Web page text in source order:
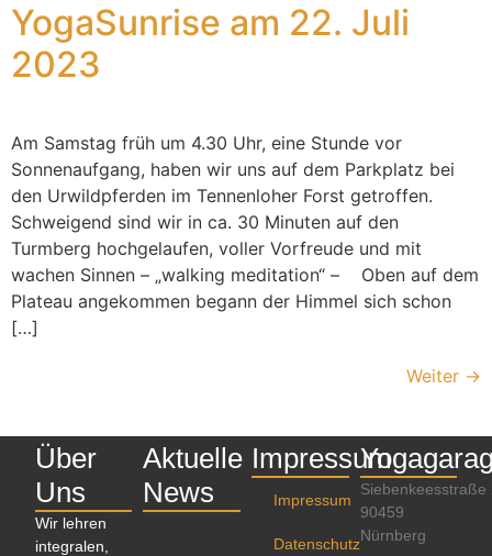
YogaSunrise am 22. Juli
2023
Am Samstag früh um 4.30 Uhr, eine Stunde vor
Sonnenaufgang, haben wir uns auf dem Parkplatz bei
den Urwildpferden im Tennenloher Forst getroffen.
Schweigend sind wir in ca. 30 Minuten auf den
Turmberg hochgelaufen, voller Vorfreude und mit
wachen Sinnen – „walking meditation“ – Oben auf dem
Plateau angekommen begann der Himmel sich schon
[…]
Weiter →
Über
Uns
Wir lehren
integralen,
Aktuelle
News
Impressum
Impressum
Datenschutz
Siebenkeesstraße
90459
Nürnberg